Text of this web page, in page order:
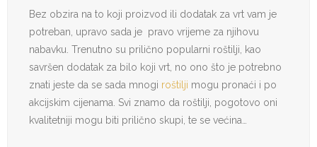
Bez obzira na to koji proizvod ili dodatak za vrt vam je
potreban, upravo sada je pravo vrijeme za njihovu
nabavku. Trenutno su prilično popularni roštilji, kao
savršen dodatak za bilo koji vrt, no ono što je potrebno
znati jeste da se sada mnogi roštilji mogu pronaći i po
akcijskim cijenama. Svi znamo da roštilji, pogotovo oni
kvalitetniji mogu biti prilično skupi, te se većina…